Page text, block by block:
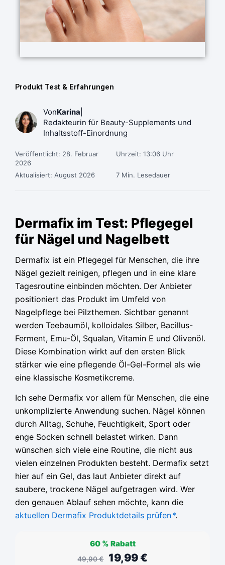
Produkt Test & Erfahrungen
VonKarina
Redakteurin für Beauty-Supplements und
Inhaltsstoff-Einordnung
Veröffentlicht: 28. Februar
2026
Uhrzeit: 13:06 Uhr
Aktualisiert: August 2026 7 Min. Lesedauer
Dermafix im Test: Pflegegel
für Nägel und Nagelbett
Dermafix ist ein Pflegegel für Menschen, die ihre
Nägel gezielt reinigen, pflegen und in eine klare
Tagesroutine einbinden möchten. Der Anbieter
positioniert das Produkt im Umfeld von
Nagelpflege bei Pilzthemen. Sichtbar genannt
werden Teebaumöl, kolloidales Silber, Bacillus-
Ferment, Emu-Öl, Squalan, Vitamin E und Olivenöl.
Diese Kombination wirkt auf den ersten Blick
stärker wie eine pflegende Öl-Gel-Formel als wie
eine klassische Kosmetikcreme.
Ich sehe Dermafix vor allem für Menschen, die eine
unkomplizierte Anwendung suchen. Nägel können
durch Alltag, Schuhe, Feuchtigkeit, Sport oder
enge Socken schnell belastet wirken. Dann
wünschen sich viele eine Routine, die nicht aus
vielen einzelnen Produkten besteht. Dermafix setzt
hier auf ein Gel, das laut Anbieter direkt auf
saubere, trockene Nägel aufgetragen wird. Wer
den genauen Ablauf sehen möchte, kann die
aktuellen Dermafix Produktdetails prüfen*.
60 % Rabatt
49,90€
Preis
war:
49,90 €
19,99€
Preis
ist:
19,99 €.
Preis
war:
49,90 €
Preis
ist:
19,99 €.
Preis
war:
49,90 €
Preis
ist:
19,99 €.